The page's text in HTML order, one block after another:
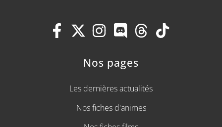
Nos pages
Les dernières actualités
Nos fiches d'animes